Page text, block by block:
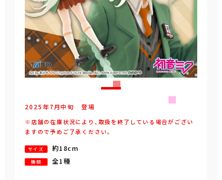
2025年7月中旬 登場
※店舗の在庫状況により、取扱を終了している場合がござい
ますので予めご了承ください。
サイズ 約18cm
種類 全1種